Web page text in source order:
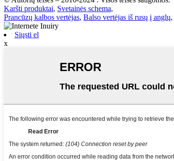
Karšti produktai, Svetainės schema,
Prancūzų kalbos vertėjas, Balso vertėjas iš rusų į anglų,
Siųsti el
x